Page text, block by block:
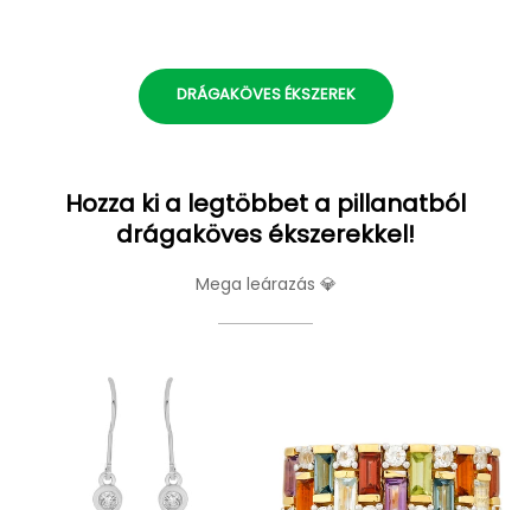
DRÁGAKÖVES ÉKSZEREK
Hozza ki a legtöbbet a pillanatból
drágaköves ékszerekkel!
Mega leárazás 💎